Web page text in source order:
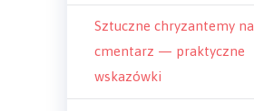
Sztuczne chryzantemy na
cmentarz — praktyczne
wskazówki